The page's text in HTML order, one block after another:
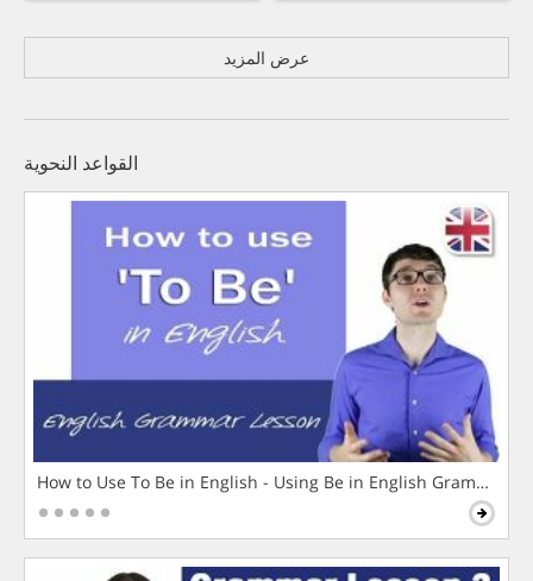
عرض المزيد
القواعد النحوية
How to Use To Be in English - Using Be in English Grammar